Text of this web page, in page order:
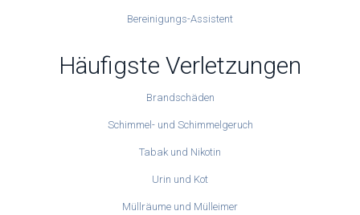
Bereinigungs-Assistent
Häufigste Verletzungen
Brandschäden
Schimmel- und Schimmelgeruch
Tabak und Nikotin
Urin und Kot
Müllräume und Mülleimer